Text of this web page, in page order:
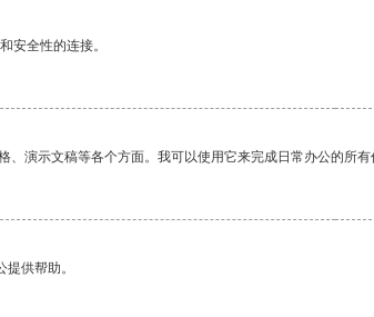
安全性的连接。
演示文稿等各个方面。我可以使用它来完成日常办公的所有
供帮助。